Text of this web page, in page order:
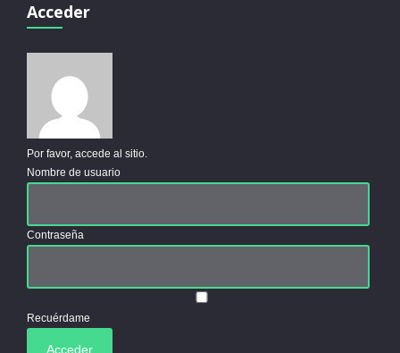
Acceder
Por favor, accede al sitio.
Nombre de usuario
Contraseña
Recuérdame